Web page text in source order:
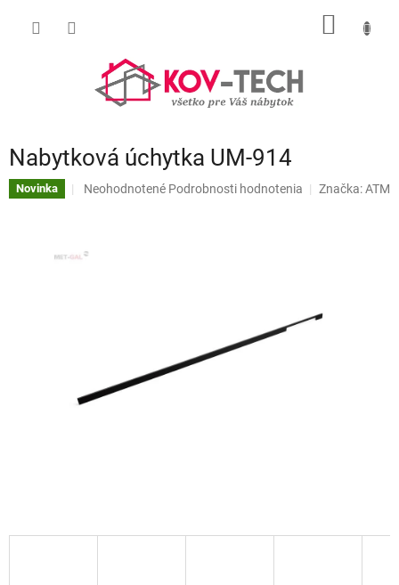
Nabytková úchytka UM-914
Novinka
Priemerné
0,0
Neohodnotené Podrobnosti hodnotenia Značka:ATM